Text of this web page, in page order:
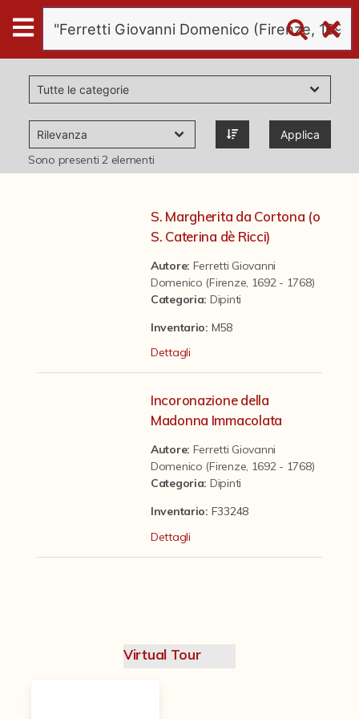
Digital
Humanities
Donazioni
Pubblicazioni
Il progetto Digital Humanities
Applica
Sono presenti2 elementi
S. Margherita da Cortona (o
S. Caterina dè Ricci)
Autore: Ferretti Giovanni
Domenico (Firenze, 1692 - 1768)
Categoria: Dipinti
Inventario: M58
Dettagli
Incoronazione della
Madonna Immacolata
Autore: Ferretti Giovanni
Domenico (Firenze, 1692 - 1768)
Categoria: Dipinti
Inventario: F33248
Dettagli
Virtual Tour